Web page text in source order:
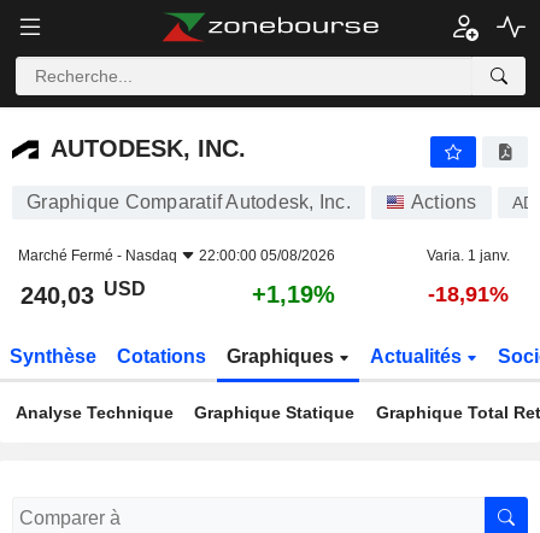
AUTODESK, INC.
AUTODESK, INC.
Graphique Comparatif Autodesk, Inc. Actions
Marché Fermé - Nasdaq 22:00:00 05/08/2026 Varia. 1 janv.
240,03 USD +1,19% -18,91%
Synthèse Cotations Graphiques Actualités
Analyse Technique Graphique Statique Graphique Total